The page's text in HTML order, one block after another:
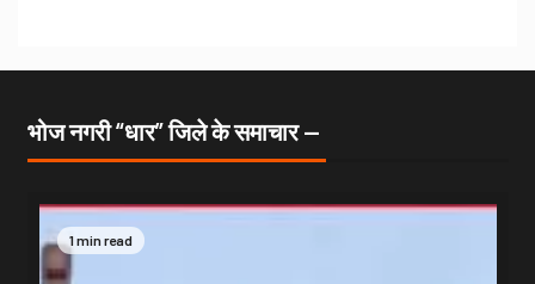
भोज नगरी “धार” जिले के समाचार —
1 min read